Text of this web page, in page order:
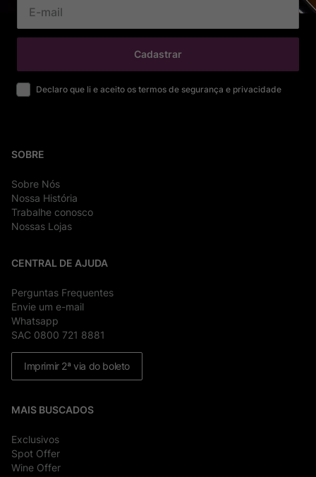
Cadastrar
Declaro que li e aceito os termos de segurança e privacidade
SOBRE
Sobre Nós
Nossa História
Trabalhe conosco
Nossas Lojas
CENTRAL DE AJUDA
Perguntas Frequentes
Envie um e-mail
Whatsapp
SAC 0800 721 8881
Imprimir 2ª via do boleto
MAIS BUSCADOS
Exclusivos
Spot Offer
Wine Offer